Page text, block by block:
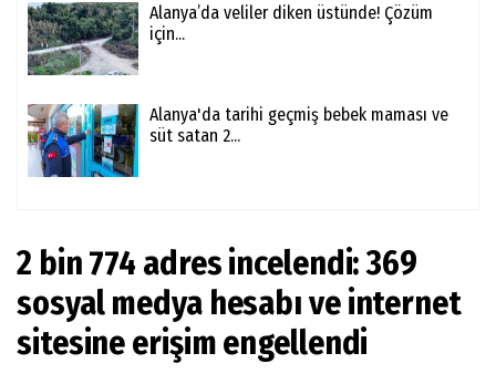
Alanya’da veliler diken üstünde! Çözüm
için...
Alanya'da tarihi geçmiş bebek maması ve
süt satan 2...
2 bin 774 adres incelendi: 369
sosyal medya hesabı ve internet
sitesine erişim engellendi